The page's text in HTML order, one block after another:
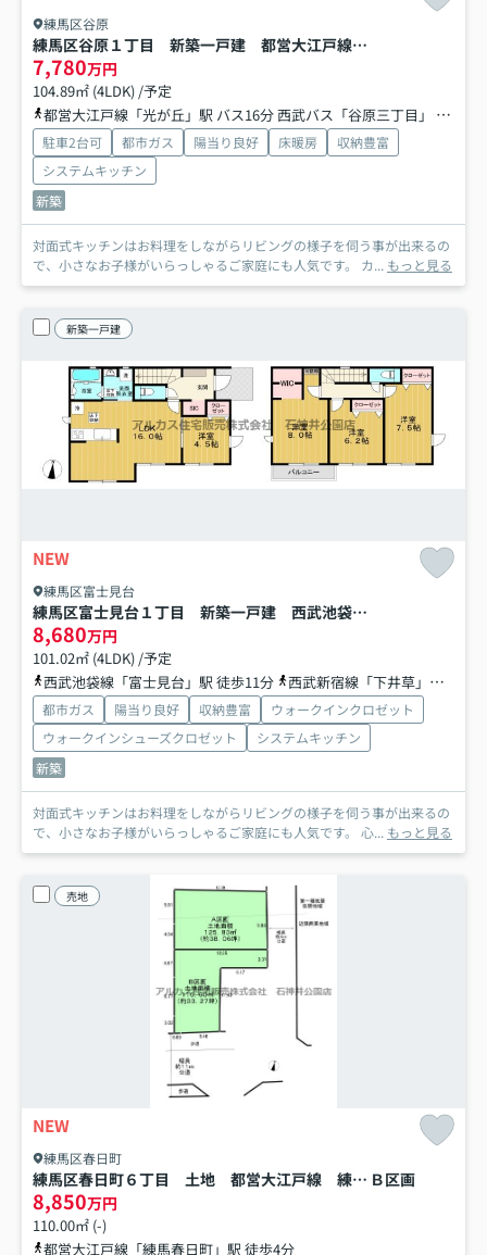
練馬区谷原
練馬区谷原１丁目 新築一戸建 都営大江戸線 光が丘
7,780万円
104.89㎡ (4LDK) /予定
都営大江戸線「光が丘」駅 バス16分 西武バス「谷原三丁目」 停歩4分
駐車2台可 都市ガス 陽当り良好 床暖房
収納豊富
システムキッチン
新築
対面式キッチンはお料理をしながらリビングの様子を伺う事が出来るの
で、小さなお子様がいらっしゃるご家庭にも人気です。 カ... もっと見る
新築一戸建
NEW
練馬区富士見台
練馬区富士見台１丁目 新築一戸建 西武池袋線 富士見台
8,680万円
101.02㎡ (4LDK) /予定
西武池袋線「富士見台」駅 徒歩11分
西武新宿線「下井草」駅 徒歩12分
都市ガス 陽当り良好 収納豊富
ウォークインクロゼット
ウォークインシューズクロゼット
システムキッチン
新築
対面式キッチンはお料理をしながらリビングの様子を伺う事が出来るの
で、小さなお子様がいらっしゃるご家庭にも人気です。 心... もっと見る
売地
NEW
練馬区春日町
練馬区春日町６丁目 土地 都営大江戸線 練馬春日町 Ｂ区画
8,850万円
110.00㎡ (-)
都営大江戸線「練馬春日町」駅 徒歩4分